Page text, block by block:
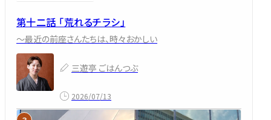
第十二話 「荒れるチラシ」
～最近の前座さんたちは、時々おかしい
三遊亭 ごはんつぶ
2026/07/13